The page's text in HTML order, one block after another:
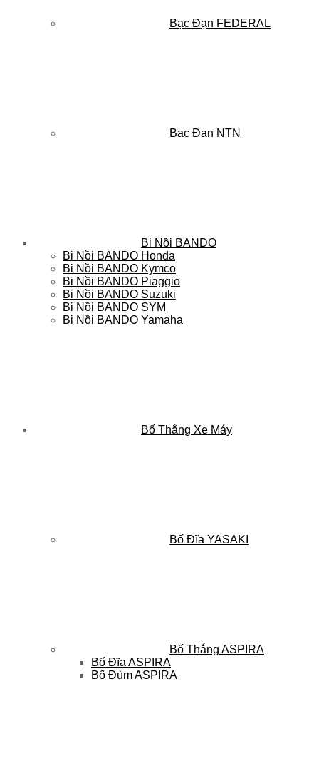
Bạc Đạn FEDERAL
Bạc Đạn NTN
Bi Nồi BANDO
Bi Nồi BANDO Honda
Bi Nồi BANDO Kymco
Bi Nồi BANDO Piaggio
Bi Nồi BANDO Suzuki
Bi Nồi BANDO SYM
Bi Nồi BANDO Yamaha
Bố Thắng Xe Máy
Bố Đĩa YASAKI
Bố Thắng ASPIRA
Bố Đĩa ASPIRA
Bố Đùm ASPIRA